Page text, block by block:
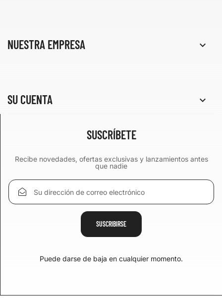
NUESTRA EMPRESA 
SU CUENTA 
SUSCRÍBETE
Recibe novedades, ofertas exclusivas y lanzamientos antes
que nadie
Puede darse de baja en cualquier momento.